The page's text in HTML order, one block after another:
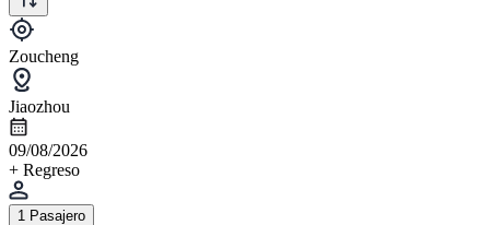
Zoucheng
Jiaozhou
09/08/2026
+ Regreso
1 Pasajero